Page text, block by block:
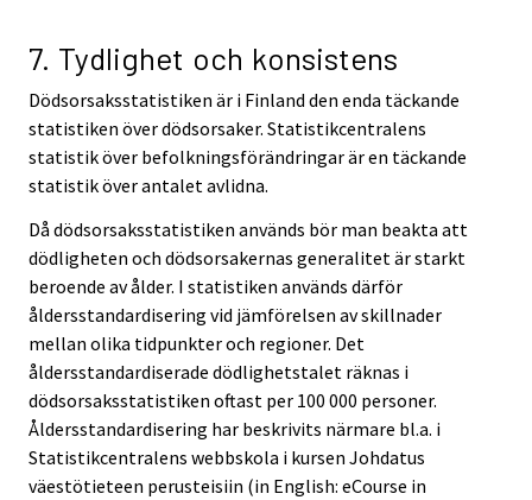
7. Tydlighet och konsistens
Dödsorsaksstatistiken är i Finland den enda täckande
statistiken över dödsorsaker. Statistikcentralens
statistik över befolkningsförändringar är en täckande
statistik över antalet avlidna.
Då dödsorsaksstatistiken används bör man beakta att
dödligheten och dödsorsakernas generalitet är starkt
beroende av ålder. I statistiken används därför
åldersstandardisering vid jämförelsen av skillnader
mellan olika tidpunkter och regioner. Det
åldersstandardiserade dödlighetstalet räknas i
dödsorsaksstatistiken oftast per 100 000 personer.
Åldersstandardisering har beskrivits närmare bl.a. i
Statistikcentralens webbskola i kursen Johdatus
väestötieteen perusteisiin (in English: eCourse in